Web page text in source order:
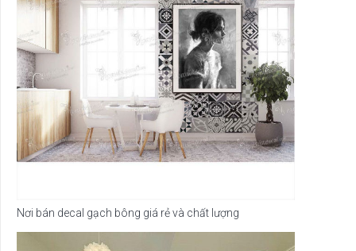
Nơi bán decal gạch bông giá rẻ và chất lượng